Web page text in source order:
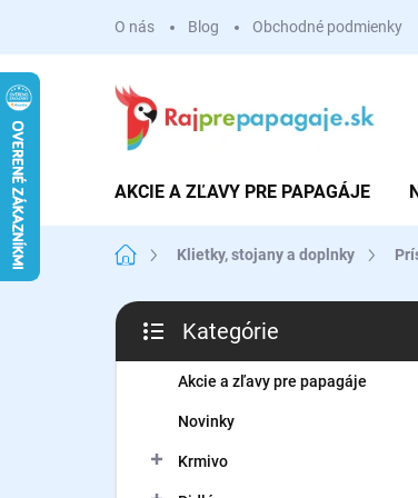
obsah
O nás Blog Obchodné podmienky
AKCIE A ZĽAVY PRE PAPAGÁJE
DomovKlietky, stojany a doplnky
B
č
kategórie
Kategórie
Akcie a zľavy pre papagáje
Novinky
Krmivo